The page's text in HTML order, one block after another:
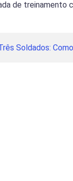
de treinamento
Soldados: Como